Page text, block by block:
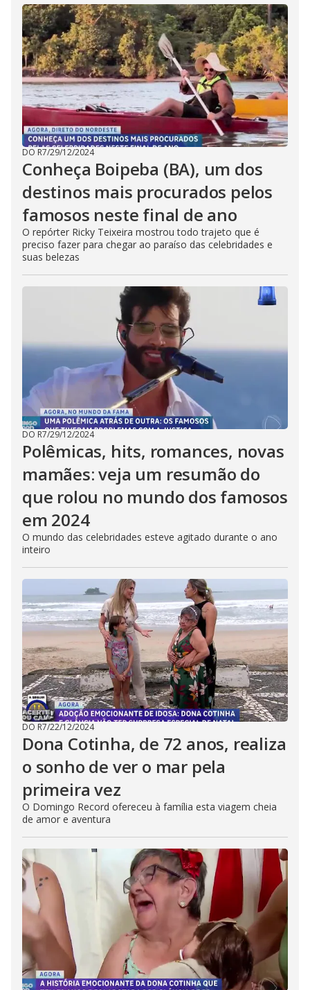
DO R7/29/12/2024
Conheça Boipeba (BA), um dos
destinos mais procurados pelos
famosos neste final de ano
O repórter Ricky Teixeira mostrou todo trajeto que é
preciso fazer para chegar ao paraíso das celebridades e
suas belezas
DO R7/29/12/2024
Polêmicas, hits, romances, novas
mamães: veja um resumão do
que rolou no mundo dos famosos
em 2024
O mundo das celebridades esteve agitado durante o ano
inteiro
DO R7/22/12/2024
Dona Cotinha, de 72 anos, realiza
o sonho de ver o mar pela
primeira vez
O Domingo Record ofereceu à família esta viagem cheia
de amor e aventura